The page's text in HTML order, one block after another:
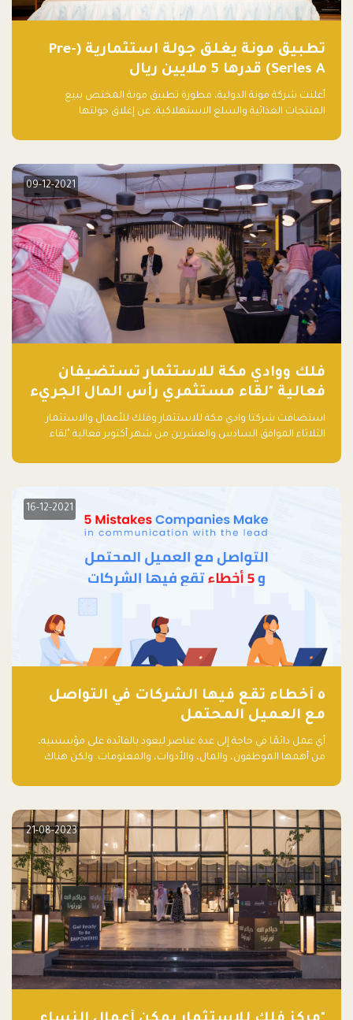
تطبيق مونة يغلق جولة استثمارية (Pre-
Series A) قدرها 5 ملايين ريال
أعلنت شركة مونة الدولية، مطورة تطبيق مونة المختص ببيع
المنتجات الغذائية والسلع الاستهلاكية، عن إغلاق جولتها
دولار أمريكي)، بقيادة شركتي دعم المنشآت المحدودة وتسارع القابضة
09-12-2021
فلك ووادي مكة للاستثمار تستضيفان
فعالية "لقاء مستثمري رأس المال الجريء
في المنطقة"
استضافت شركتا وادي مكة للاستثمار وفلك للأعمال والاستثمار
الثلاثاء الموافق السادس والعشرين من شهر أكتوبر فعالية "لقاء
مشاركاً من أبرز صناديق رأس المال الجريء وممثلي المؤسسات
16-12-2021
٥ أخطاء تقع فيها الشركات في التواصل
مع العميل المحتمل
أي عمل دائمًا في حاجة إلى عدة عناصر ليعود بالفائدة على مؤسسيه،
من أهمها الموظفون، والمال، والأدوات، والمعلومات. ولكن هناك
أساسه ذلك العمل.
21-08-2023